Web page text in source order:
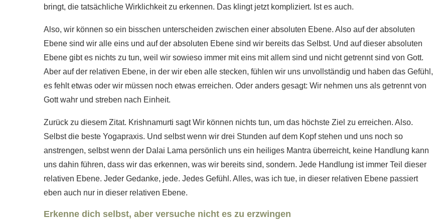
bringt, die tatsächliche Wirklichkeit zu erkennen. Das klingt jetzt kompliziert. Ist es auch.
Also, wir können so ein bisschen unterscheiden zwischen einer absoluten Ebene. Also auf der absoluten
Ebene sind wir alle eins und auf der absoluten Ebene sind wir bereits das Selbst. Und auf dieser absoluten
Ebene gibt es nichts zu tun, weil wir sowieso immer mit eins mit allem sind und nicht getrennt sind von Gott.
Aber auf der relativen Ebene, in der wir eben alle stecken, fühlen wir uns unvollständig und haben das Gefühl,
es fehlt etwas oder wir müssen noch etwas erreichen. Oder anders gesagt: Wir nehmen uns als getrennt von
Gott wahr und streben nach Einheit.
Zurück zu diesem Zitat. Krishnamurti sagt Wir können nichts tun, um das höchste Ziel zu erreichen. Also.
Selbst die beste Yogapraxis. Und selbst wenn wir drei Stunden auf dem Kopf stehen und uns noch so
anstrengen, selbst wenn der Dalai Lama persönlich uns ein heiliges Mantra überreicht, keine Handlung kann
uns dahin führen, dass wir das erkennen, was wir bereits sind, sondern. Jede Handlung ist immer Teil dieser
relativen Ebene. Jeder Gedanke, jede. Jedes Gefühl. Alles, was ich tue, in dieser relativen Ebene passiert
eben auch nur in dieser relativen Ebene.
Erkenne dich selbst, aber versuche nicht es zu erzwingen